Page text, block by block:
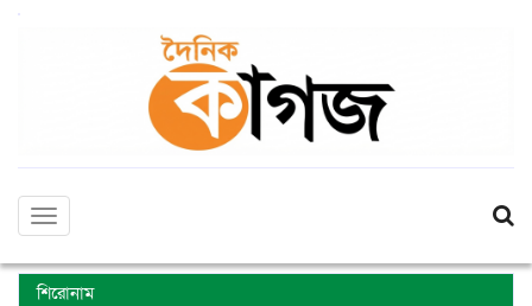
Toggle
শিরোনাম